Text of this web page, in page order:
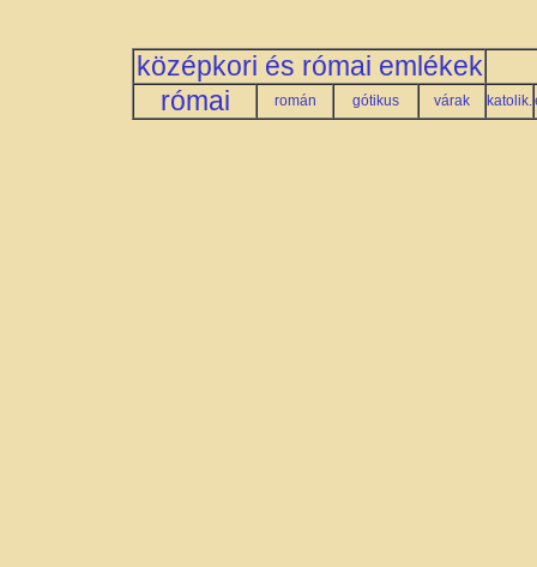
középkori és római emlékek
római
román gótikus várak katolik.